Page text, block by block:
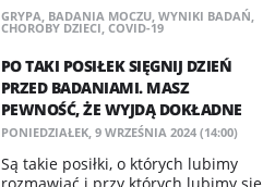
GRYPA, BADANIA MOCZU, WYNIKI BADAŃ,
CHOROBY DZIECI, COVID-19
PO TAKI POSIŁEK SIĘGNIJ DZIEŃ
PRZED BADANIAMI. MASZ
PEWNOŚĆ, ŻE WYJDĄ DOKŁADNE
PONIEDZIAŁEK, 9 WRZEŚNIA 2024 (14:00)
Są takie posiłki, o których lubimy